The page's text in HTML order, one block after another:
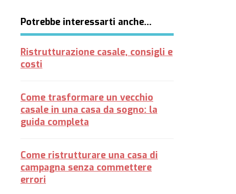
Potrebbe interessarti anche…
Ristrutturazione casale, consigli e
costi
Come trasformare un vecchio
casale in una casa da sogno: la
guida completa
Come ristrutturare una casa di
campagna senza commettere
errori